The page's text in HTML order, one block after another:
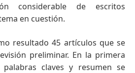
considerable de escritos
en cuestión.
resultado 45 artículos que se
preliminar. En la primera
claves y resumen se